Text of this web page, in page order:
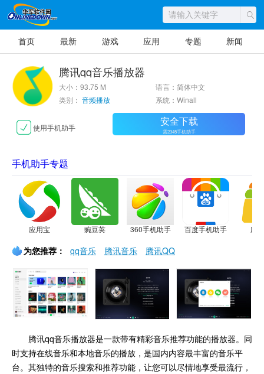
首页 最新 游戏 应用 专题 新闻
腾讯qq音乐播放器
大小：93.75 M
语言：简体中文
类别： 音频播放 系统：Winall
使用手机助手 安全下载
需2345手机助手
手机助手专题
应用宝 豌豆荚 360手机助手 百度手机助手 应
为您推荐： qq音乐 腾讯音乐 腾讯QQ
腾讯qq音乐播放器是一款带有精彩音乐推荐功能的播放器。同
时支持在线音乐和本地音乐的播放，是国内内容最丰富的音乐平
台。其独特的音乐搜索和推荐功能，让您可以尽情地享受最流行，